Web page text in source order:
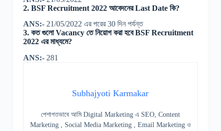
2. BSF Recruitment 2022 আবেদনের Last Date কি?
ANS:- 21/05/2022 এর পরের 30 দিন পর্যন্ত
3. কত গুলো Vacancy তে নিয়োগ করা হবে BSF Recruitment
2022 এর মাধ্যমে?
ANS:-281
Subhajyoti Karmakar
পেশাগতভাবে আমি Digital Marketing এ SEO, Content
Marketing , Social Media Marketing , Email Marketing ও